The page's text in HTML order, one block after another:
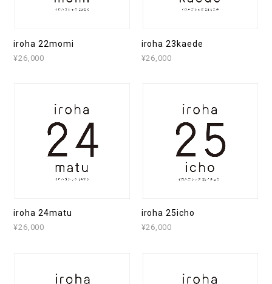
iroha 22momi
¥26,000
iroha 23kaede
¥26,000
iroha 24matu
¥26,000
iroha 25icho
¥26,000